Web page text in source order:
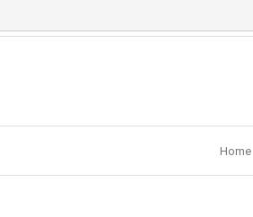
Vragen? Bel ons: +32
Home